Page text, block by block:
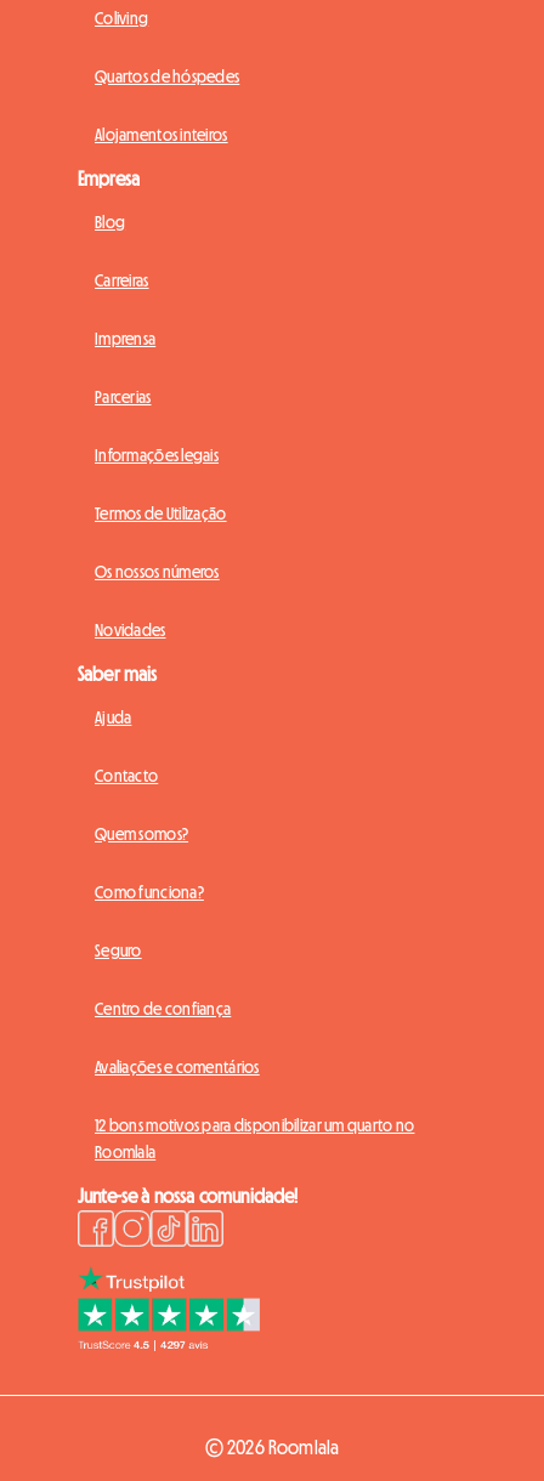
Coliving
Quartos de hóspedes
Alojamentos inteiros
Empresa
Blog
Carreiras
Imprensa
Parcerias
Informações legais
Termos de Utilização
Os nossos números
Novidades
Saber mais
Ajuda
Contacto
Quem somos?
Como funciona?
Seguro
Centro de confiança
Avaliações e comentários
12 bons motivos para disponibilizar um quarto no
Roomlala
Junte-se à nossa comunidade!
© 2026 Roomlala